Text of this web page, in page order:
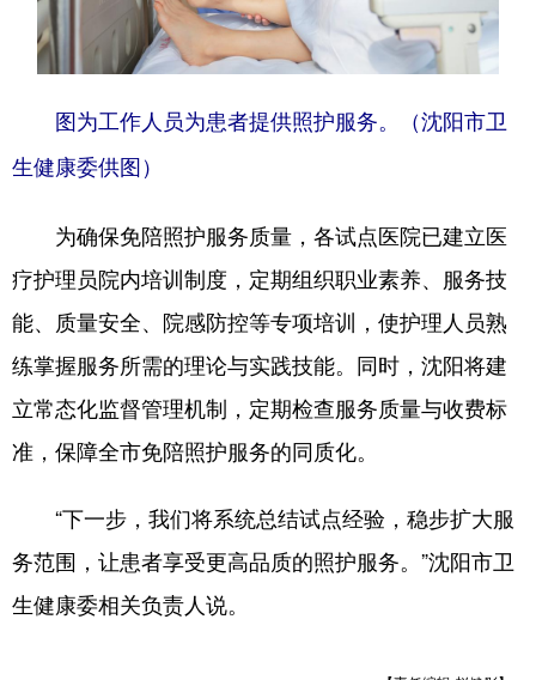
图为工作人员为患者提供照护服务。（沈阳市卫
生健康委供图）
为确保免陪照护服务质量，各试点医院已建立医
疗护理员院内培训制度，定期组织职业素养、服务技
能、质量安全、院感防控等专项培训，使护理人员熟
练掌握服务所需的理论与实践技能。同时，沈阳将建
立常态化监督管理机制，定期检查服务质量与收费标
准，保障全市免陪照护服务的同质化。
“下一步，我们将系统总结试点经验，稳步扩大服
务范围，让患者享受更高品质的照护服务。”沈阳市卫
生健康委相关负责人说。